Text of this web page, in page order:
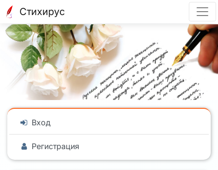
Стихирус
Вход
Регистрация